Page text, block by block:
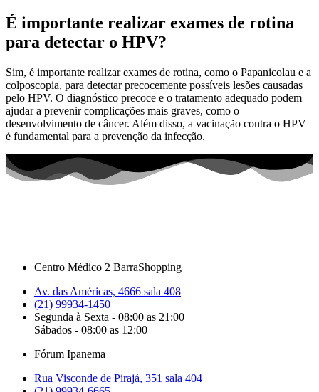
É importante realizar exames de rotina
para detectar o HPV?
Sim, é importante realizar exames de rotina, como o Papanicolau e a
colposcopia, para detectar precocemente possíveis lesões causadas
pelo HPV. O diagnóstico precoce e o tratamento adequado podem
ajudar a prevenir complicações mais graves, como o
desenvolvimento de câncer. Além disso, a vacinação contra o HPV
é fundamental para a prevenção da infecção.
Centro Médico 2 BarraShopping
Av. das Américas, 4666 sala 408
(21) 99934-1450
Segunda à Sexta - 08:00 as 21:00
Sábados - 08:00 as 12:00
Fórum Ipanema
Rua Visconde de Pirajá, 351 sala 404